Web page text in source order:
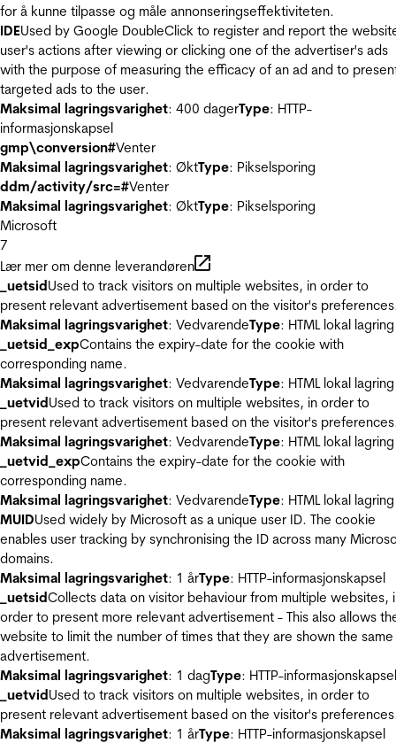
for å kunne tilpasse og måle annonseringseffektiviteten.
IDEUsed by Google DoubleClick to register and report the
user's actions after viewing or clicking one of the advertiser's ads
with the purpose of measuring the efficacy of an ad and to
targeted ads to the user.
Maksimal lagringsvarighet: 400 dagerType: HTTP-
informasjonskapsel
gmp\conversion#Venter
Maksimal lagringsvarighet: ØktType: Pikselsporing
ddm/activity/src=#Venter
Maksimal lagringsvarighet: ØktType: Pikselsporing
Microsoft
7
Lær mer om denne leverandøren
_uetsidUsed to track visitors on multiple websites, in order to
present relevant advertisement based on the visitor's
Maksimal lagringsvarighet: VedvarendeType: HTML lokal lagring
_uetsid_expContains the expiry-date for the cookie with
corresponding name.
Maksimal lagringsvarighet: VedvarendeType: HTML lokal lagring
_uetvidUsed to track visitors on multiple websites, in order to
present relevant advertisement based on the visitor's
Maksimal lagringsvarighet: VedvarendeType: HTML lokal lagring
_uetvid_expContains the expiry-date for the cookie with
corresponding name.
Maksimal lagringsvarighet: VedvarendeType: HTML lokal lagring
MUIDUsed widely by Microsoft as a unique user ID. The cookie
enables user tracking by synchronising the ID across many
domains.
Maksimal lagringsvarighet: 1 årType: HTTP-informasjonskapsel
_uetsidCollects data on visitor behaviour from multiple websites,
order to present more relevant advertisement - This also allows
website to limit the number of times that they are shown the same
advertisement.
Maksimal lagringsvarighet: 1 dagType: HTTP-informasjonskapsel
_uetvidUsed to track visitors on multiple websites, in order to
present relevant advertisement based on the visitor's
Maksimal lagringsvarighet: 1 årType: HTTP-informasjonskapsel